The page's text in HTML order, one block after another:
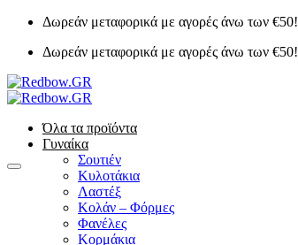
Μετάβαση
περιεχόμενο
Δωρεάν μεταφορικά με αγορές άνω των €50!
Δωρεάν μεταφορικά με αγορές άνω των €50!
Όλα τα προϊόντα
Γυναίκα
Σουτιέν
Κυλοτάκια
Λαστέξ
Κολάν – Φόρμες
Φανέλες
Κορμάκια